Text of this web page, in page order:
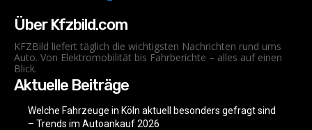
Über Kfzbild.com
KFZBild liefert täglich die wichtigsten Nachrichten rund ums
Auto. Von Elektromobilität bis Fahrberichte – alles auf einen
Blick.
Aktuelle Beiträge
Welche Fahrzeuge in Köln aktuell besonders gefragt sind
– Trends im Autoankauf 2026